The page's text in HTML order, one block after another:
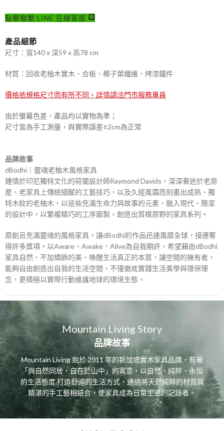
點擊聯繫 LINE 在線客服
產品細節
尺寸：寬140 x 深59 x 高78 cm
材質：回收老柚木實木、合板、椰子葉纖維、烤漆鐵件
價格依規格尺寸而有所不同，詳情請洽門市服務專員
由於螢幕色差，產品均以實物為準；
尺寸皆為手工測量，與實際誤差±2cm為正常
品牌故事
dBodhi｜靈魂老柚木風格家具
鍾情於印尼獨特文化的荷蘭設計師Raymond Davids，深深著迷於老房
屋、老家具上傳統細膩的工藝技巧，以及久經風霜而刻畫出成熟、獨
特木紋的老柚木，以這些充滿生命力與故事的元素，融入現代、簡潔
的設計中，以繁複精巧的工序磨製，創造出質樸原野的家具系列。
原創且充滿靈魂的風格家具，讓dBodhi的作品迅速風靡全球，接連奪
得許多獎項。以Aware、Awake、Alive為自我期許，希望藉由dBodhi
家具自然、不加矯飾的美，喚醒生活真正的本質，讓空間的擁有者，
能夠自由創造出自我的生活空間，不僅徹底實踐生活美學與環保理
念，更積極以實際行動維護地球的環境生態。
Mountain Living Story
品牌故事
Mountain Living 始於 2011 年的新加坡實木家具品牌，有著
「與自然同居，自在於山中」的寓意，以自然、純粹、永恒
的生活態度,打造舒遍的生活方式，通過將天然純粹的材質與
精湛的手工藝相結合，使家具成為日常生活的記錄者。